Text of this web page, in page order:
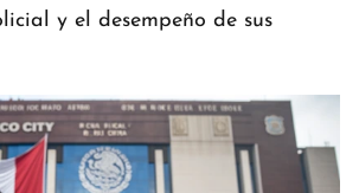
y el desempeño de sus